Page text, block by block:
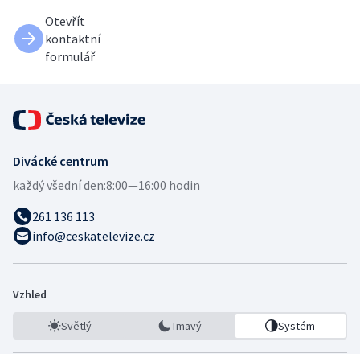
Otevřít
kontaktní
formulář
Divácké centrum
každý všední den:8:00—16:00 hodin
261 136 113
info@ceskatelevize.cz
Vzhled
Světlý Tmavý Systém